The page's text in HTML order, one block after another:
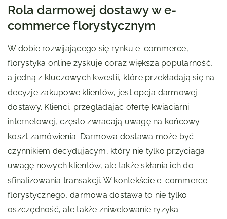
Rola darmowej dostawy w e-
commerce florystycznym
W dobie rozwijającego się rynku e-commerce,
florystyka online zyskuje coraz większą popularność,
a jedną z kluczowych kwestii, które przekładają się na
decyzje zakupowe klientów, jest opcja darmowej
dostawy. Klienci, przeglądając ofertę kwiaciarni
internetowej, często zwracają uwagę na końcowy
koszt zamówienia. Darmowa dostawa może być
czynnikiem decydującym, który nie tylko przyciąga
uwagę nowych klientów, ale także skłania ich do
sfinalizowania transakcji. W kontekście e-commerce
florystycznego, darmowa dostawa to nie tylko
oszczędność, ale także zniwelowanie ryzyka